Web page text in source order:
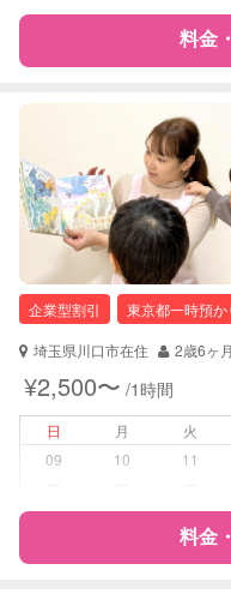
障がい児対応
レッスン
お子様の撮影
（定期特典）
料金
特徴 レビュ
サポートの特徴
資格
対応可能/特徴
病児対応
障がい児対応
レッスン
企業型割引 東京都一時預か
埼玉県川口市在住
2歳6ヶ
¥2,500〜 /1時間
日 月 火
09
10 11
料金